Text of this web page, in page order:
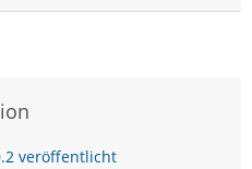
veröffentlicht